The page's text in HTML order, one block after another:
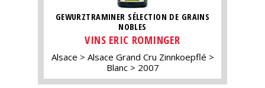
GEWURZTRAMINER SÉLECTION DE GRAINS
NOBLES
VINS ERIC ROMINGER
Alsace
Alsace Grand Cru Zinnkoepflé
Blanc
2007